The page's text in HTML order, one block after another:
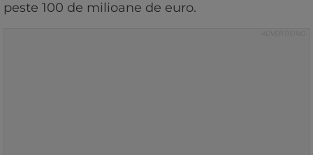
peste 100 de milioane de euro.